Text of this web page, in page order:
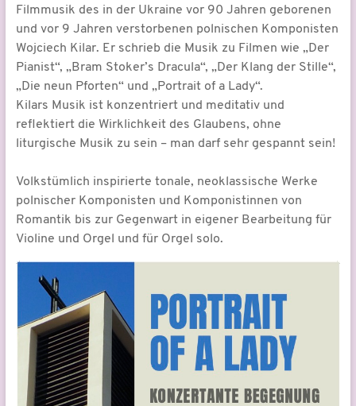
Filmmusik des in der Ukraine vor 90 Jahren geborenen
und vor 9 Jahren verstorbenen polnischen Komponisten
Wojciech Kilar. Er schrieb die Musik zu Filmen wie „Der
Pianist“, „Bram Stoker’s Dracula“, „Der Klang der Stille“,
„Die neun Pforten“ und „Portrait of a Lady“.
Kilars Musik ist konzentriert und meditativ und
reflektiert die Wirklichkeit des Glaubens, ohne
liturgische Musik zu sein – man darf sehr gespannt sein!
Volkstümlich inspirierte tonale, neoklassische Werke
polnischer Komponisten und Komponistinnen von
Romantik bis zur Gegenwart in eigener Bearbeitung für
Violine und Orgel und für Orgel solo.